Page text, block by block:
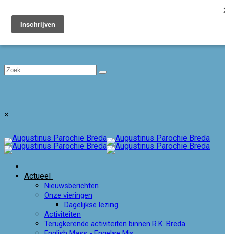
Toggle navigation
×
Actueel
Nieuwsberichten
Onze vieringen
Dagelijkse lezing
Activiteiten
Terugkerende activiteiten binnen R.K. Breda